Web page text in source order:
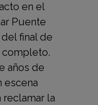
en el
Puente
final de
completo.
años de
escena
la